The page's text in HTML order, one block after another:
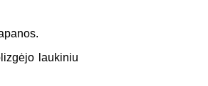
laukiniu